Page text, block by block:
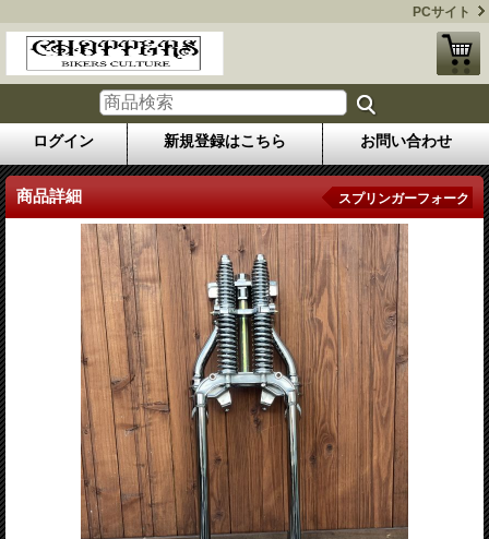
PCサイト
ログイン 新規登録はこちら お問い合わせ
商品詳細 スプリンガーフォーク